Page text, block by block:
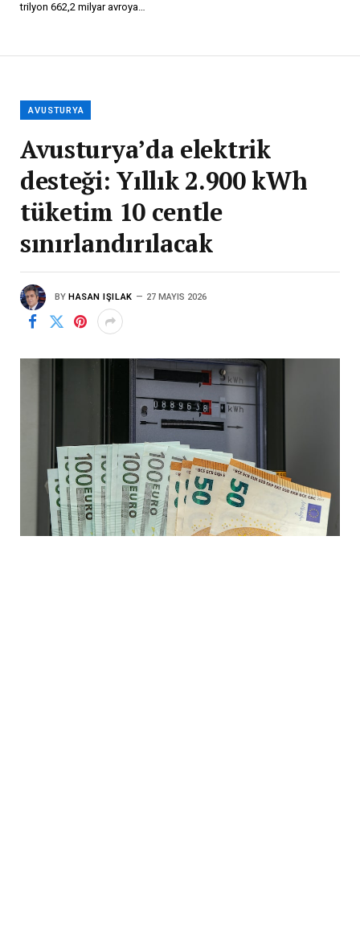
trilyon 662,2 milyar avroya…
AVUSTURYA
Avusturya’da elektrik
desteği: Yıllık 2.900 kWh
tüketim 10 centle
sınırlandırılacak
BY HASAN IŞILAK 27 MAYIS 2026